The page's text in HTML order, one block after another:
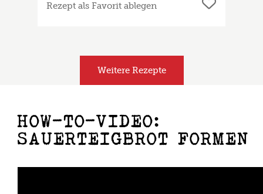
Rezept als Favorit ablegen
Weitere Rezepte
HOW-TO-VIDEO:
SAUERTEIGBROT FORMEN